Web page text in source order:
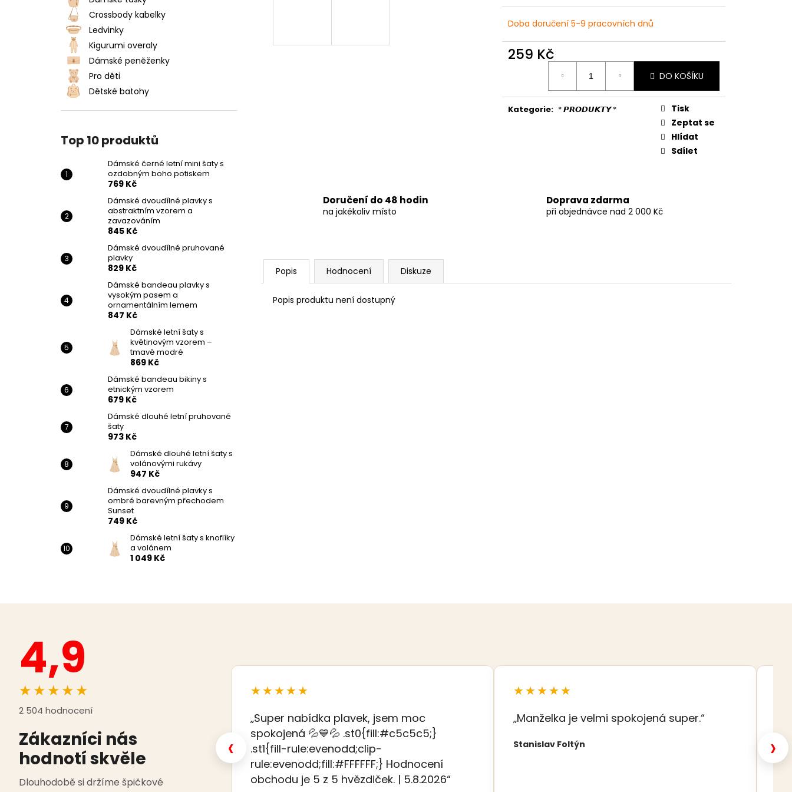
Crossbody kabelky
Ledvinky
Kigurumi overaly
Dámské peněženky
Pro děti
Dětské batohy
Top 10 produktů
Dámské černé letní mini šaty s
ozdobným boho potiskem
769 Kč
Dámské dvoudílné plavky s
abstraktním vzorem a
zavazováním
845 Kč
Dámské dvoudílné pruhované
plavky
829 Kč
Dámské bandeau plavky s
vysokým pasem a
ornamentálním lemem
847 Kč
Dámské letní šaty s
květinovým vzorem –
tmavě modré
869 Kč
Dámské bandeau bikiny s
etnickým vzorem
679 Kč
Dámské dlouhé letní pruhované
šaty
973 Kč
Dámské dlouhé letní šaty s
volánovými rukávy
947 Kč
Dámské dvoudílné plavky s
ombré barevným přechodem
Sunset
749 Kč
Dámské letní šaty s knoflíky
a volánem
1 049 Kč
Doba doručení 5-9 pracovních dnů
259 Kč
DO KOŠÍKU
Kategorie: * 𝙋𝙍𝙊𝘿𝙐𝙆𝙏𝙔 *
Tisk
Zeptat se
Hlídat
Sdílet
Doručení do 48 hodin
na jakékoliv místo
Doprava zdarma
při objednávce nad 2 000 Kč
Popis Hodnocení Diskuze
Popis produktu není dostupný
DÁMSKÉ ČERNÉ LETNÍ MINI ŠATY S
OZDOBNÝM BOHO POTISKEM
769 Kč
DÁMSKÉ DVOUDÍLNÉ PRUHOVANÉ
4,9
★★★★★
2 504 hodnocení
Zákazníci nás
hodnotí skvěle
Dlouhodobě si držíme špičkové
‹
★★★★★
„Super nabídka plavek, jsem moc
spokojená 💦💙💦 .st0{fill:#c5c5c5;}
.st1{fill-rule:evenodd;clip-
rule:evenodd;fill:#FFFFFF;} Hodnocení
obchodu je 5 z 5 hvězdiček. | 5.8.2026“
★★★★★
„Manželka je velmi spokojená super.“
Stanislav Foltýn ›